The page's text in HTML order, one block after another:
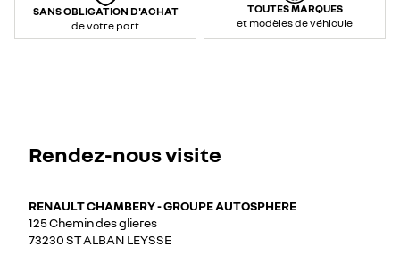
SANS OBLIGATION D'ACHAT
de votre part
TOUTES MARQUES
et modèles de véhicule
Rendez-nous visite
RENAULT CHAMBERY - GROUPE AUTOSPHERE
125 Chemin des glieres
73230 ST ALBAN LEYSSE